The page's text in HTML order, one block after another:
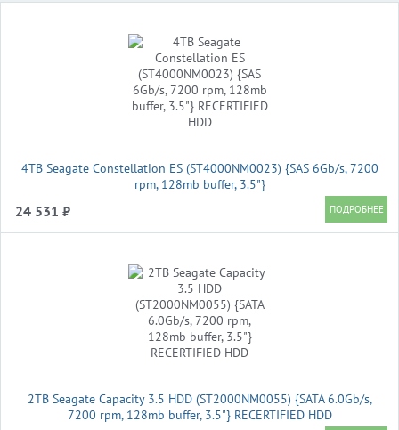
4TB Seagate Constellation ES (ST4000NM0023) {SAS 6Gb/s, 7200
rpm, 128mb buffer, 3.5"}
24 531 ₽
2TB Seagate Capacity 3.5 HDD (ST2000NM0055) {SATA 6.0Gb/s,
7200 rpm, 128mb buffer, 3.5"} RECERTIFIED HDD